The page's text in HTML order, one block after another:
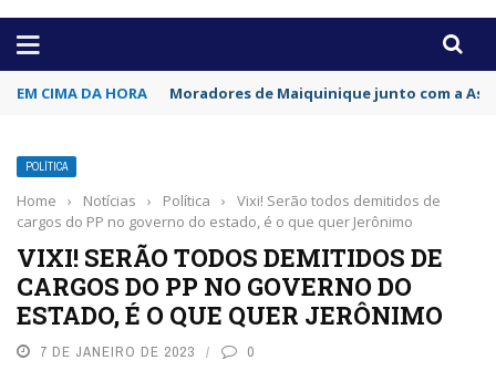
EM CIMA DA HORA Moradores de Maiquinique junto com a
POLÍTICA
Home › Notícias › Política ›
Vixi! Serão todos demitidos de
cargos do PP no governo do estado, é o que quer Jerônimo
VIXI! SERÃO TODOS DEMITIDOS DE
CARGOS DO PP NO GOVERNO DO
ESTADO, É O QUE QUER JERÔNIMO
7 DE JANEIRO DE 2023 0